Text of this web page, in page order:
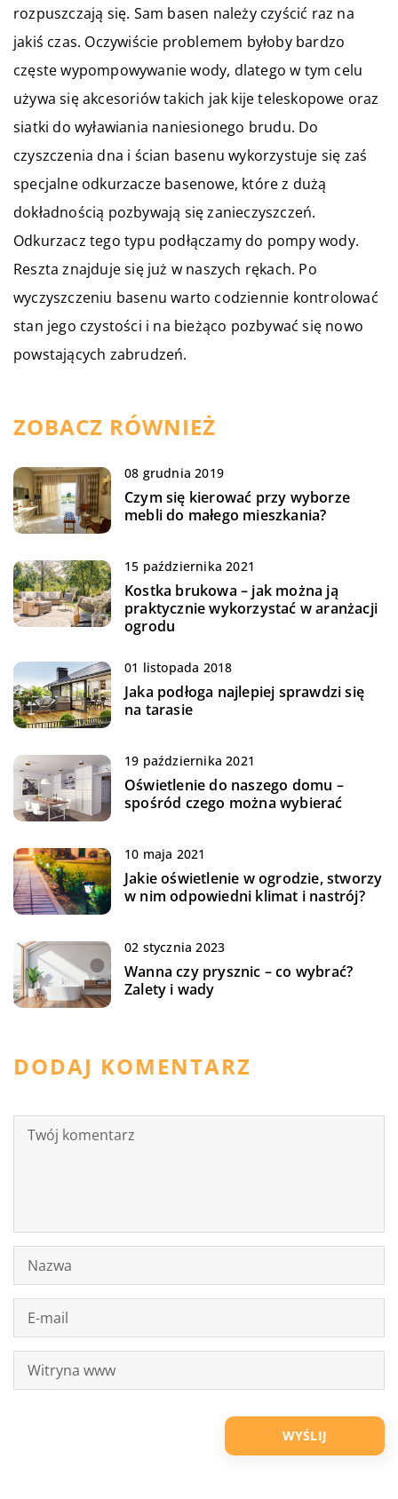
rozpuszczają się. Sam basen należy czyścić raz na
jakiś czas. Oczywiście problemem byłoby bardzo
częste wypompowywanie wody, dlatego w tym celu
używa się akcesoriów takich jak kije teleskopowe oraz
siatki do wyławiania naniesionego brudu. Do
czyszczenia dna i ścian basenu wykorzystuje się zaś
specjalne odkurzacze basenowe, które z dużą
dokładnością pozbywają się zanieczyszczeń.
Odkurzacz tego typu podłączamy do pompy wody.
Reszta znajduje się już w naszych rękach. Po
wyczyszczeniu basenu warto codziennie kontrolować
stan jego czystości i na bieżąco pozbywać się nowo
powstających zabrudzeń.
ZOBACZ RÓWNIEŻ
08 grudnia 2019
Czym się kierować przy wyborze
mebli do małego mieszkania?
15 października 2021
Kostka brukowa – jak można ją
praktycznie wykorzystać w aranżacji
ogrodu
01 listopada 2018
Jaka podłoga najlepiej sprawdzi się
na tarasie
19 października 2021
Oświetlenie do naszego domu –
spośród czego można wybierać
10 maja 2021
Jakie oświetlenie w ogrodzie, stworzy
w nim odpowiedni klimat i nastrój?
02 stycznia 2023
Wanna czy prysznic – co wybrać?
Zalety i wady
DODAJ KOMENTARZ